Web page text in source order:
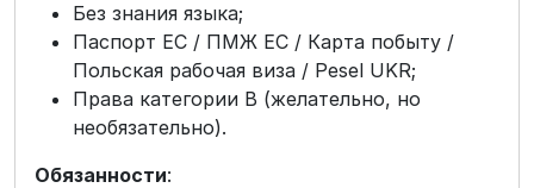
Без знания языка;
Паспорт ЕС / ПМЖ ЕС / Карта побыту /
Польская рабочая виза / Pesel UKR;
Права категории В (желательно, но
необязательно).
Обязанности: